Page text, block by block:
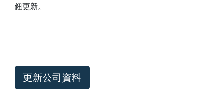
鈕更新。